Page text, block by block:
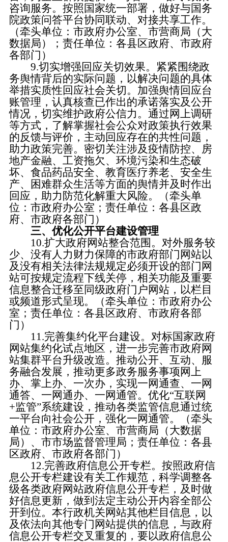
咨询服务。按照国家统一部署，做好与国务
院政策问答平台协同联动、对接共享工作。
（牵头单位：市政府办公室、市营商局（大
数据局）；责任单位：各县区政府、市政府
各部门）
9.切实增强回应关切效果。 紧紧围绕政
务舆情背后的实际问题，以解决问题的具体
举措实质性回应社会关切。加强舆情回应台
账管理，认真核查已作出的承诺落实及公开
情况，切实维护政府公信力。通过网上调研
等方式，了解掌握社会公众对政策执行效果
的反馈与评价，主动回应存在的共性问题，
助力政策完善。密切关注涉及疫情防控、房
地产金融、工资拖欠、环境污染和生态破
坏、食品药品安全、教育医疗养老、安全生
产、困难群众生活等方面的舆情并及时作出
回应，助力防范化解重大风险。（牵头单
位：市政府办公室；责任单位：各县区政
府、市政府各部门）
三、优化公开平台建设管理
10.扩大政府网站整合范围。 对外服务较
少、没有人力财力保障的市政府部门网站以
及没有相关法律法规规定必须开设的部门网
站可按规定流程下线关停，相关功能及重要
信息整合迁移至同级政府门户网站，以栏目
或频道形式呈现。（牵头单位：市政府办公
室；责任单位：各县区政府、市政府各部
门）
11.完善集约化平台建设。 对标国家政府
网站集约化试点地区，进一步完善市政府网
站集群平台升级改造。推动公开、互动、服
务融合发展，推动更多政务服务事项网上
办、掌上办、一次办，实现一网通查、一网
通答、一网通办、一网通管。优化“互联网
+监管”系统建设，推动各类监管信息通过统
一平台向社会公开，强化一网通管。（牵头
单位：市政府办公室、市营商局（大数据
局）、市市场监督管理局；责任单位：各县
区政府、市政府各部门）
12.完善政府信息公开专栏。 按照政府信
息公开专栏建设有关工作规范，科学调整各
级各类政府网站政府信息公开专栏，及时做
好信息更新，做到法定主动公开内容全部公
开到位。本行政机关网站其他栏目信息，以
及依法向其他专门网站提供的信息，与政府
信息公开专栏交叉重复的，要以政府信息公